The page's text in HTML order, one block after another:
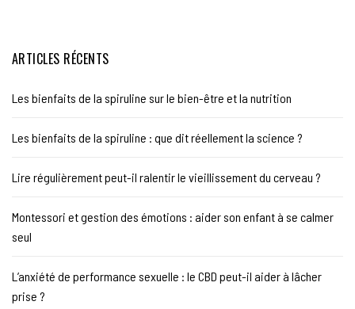
ARTICLES RÉCENTS
Les bienfaits de la spiruline sur le bien-être et la nutrition
Les bienfaits de la spiruline : que dit réellement la science ?
Lire régulièrement peut-il ralentir le vieillissement du cerveau ?
Montessori et gestion des émotions : aider son enfant à se calmer
seul
L’anxiété de performance sexuelle : le CBD peut-il aider à lâcher
prise ?